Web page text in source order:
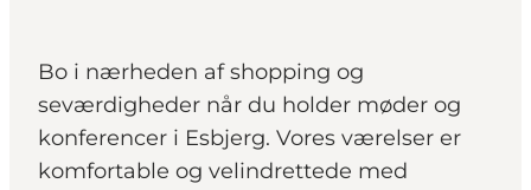
Planlæg ferien
Bo i nærheden af shopping og
seværdigheder når du holder møder og
konferencer i Esbjerg. Vores værelser er
komfortable og velindrettede med